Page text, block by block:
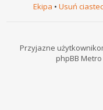
Ekipa • Usuń
Przyjazne
phpBB